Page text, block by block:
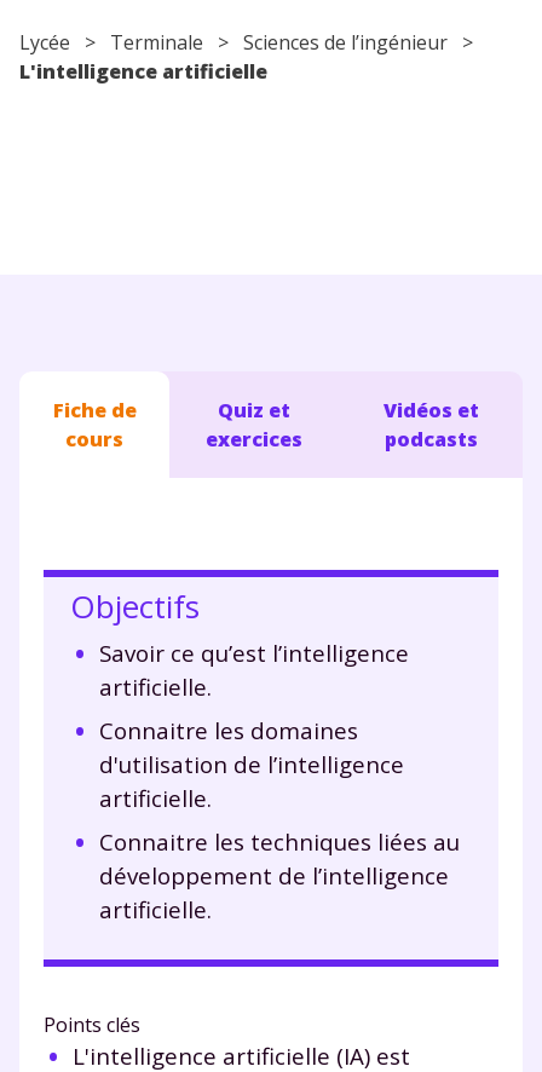
Lycée > Terminale > Sciences de l’ingénieur >
L'intelligence artificielle
Fiche de
cours
Quiz et
exercices
Vidéos et
podcasts
Objectifs
Savoir ce qu’est l’intelligence
artificielle.
Connaitre les domaines
d'utilisation de l’intelligence
artificielle.
Connaitre les techniques liées au
développement de l’intelligence
artificielle.
Points clés
L'intelligence artificielle (IA) est